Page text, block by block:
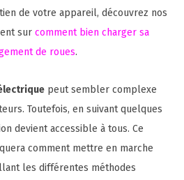
de votre appareil, découvrez nos
sur comment bien charger sa
de roues.
peut sembler complexe
Toutefois, en suivant quelques
devient accessible à tous. Ce
comment mettre en marche
les différentes méthodes